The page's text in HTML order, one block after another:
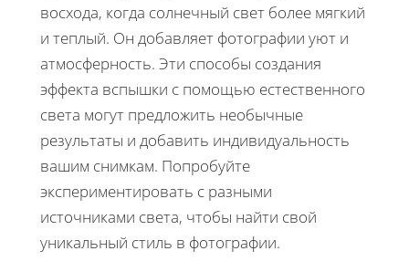
восхода, когда солнечный свет более мягкий
и теплый. Он добавляет фотографии уют и
атмосферность. Эти способы создания
эффекта вспышки с помощью естественного
света могут предложить необычные
результаты и добавить индивидуальность
вашим снимкам. Попробуйте
экспериментировать с разными
источниками света, чтобы найти свой
уникальный стиль в фотографии.